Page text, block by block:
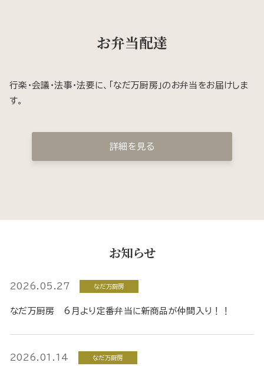
お弁当配達
行楽・会議・法事・法要に、「なだ万厨房」のお弁当をお届けしま
す。
詳細を見る
お知らせ
2026.05.27 なだ万厨房
なだ万厨房 6月より定番弁当に新商品が仲間入り！！
2026.01.14 なだ万厨房